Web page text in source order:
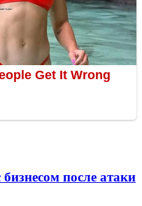
после атаки